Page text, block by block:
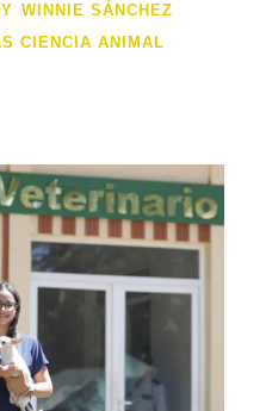
WINNIE SÁNCHEZ
CIENCIA ANIMAL